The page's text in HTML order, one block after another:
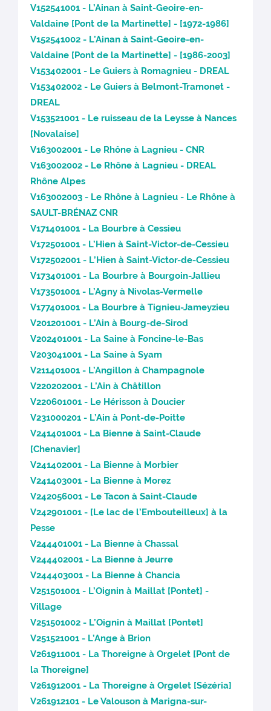
V152541001 - L’Ainan à Saint-Geoire-en-
Valdaine [Pont de la Martinette] - [1972-1986]
V152541002 - L’Ainan à Saint-Geoire-en-
Valdaine [Pont de la Martinette] - [1986-2003]
V153402001 - Le Guiers à Romagnieu - DREAL
V153402002 - Le Guiers à Belmont-Tramonet -
DREAL
V153521001 - Le ruisseau de la Leysse à Nances
[Novalaise]
V163002001 - Le Rhône à Lagnieu - CNR
V163002002 - Le Rhône à Lagnieu - DREAL
Rhône Alpes
V163002003 - Le Rhône à Lagnieu - Le Rhône à
SAULT-BRÉNAZ CNR
V171401001 - La Bourbre à Cessieu
V172501001 - L’Hien à Saint-Victor-de-Cessieu
V172502001 - L’Hien à Saint-Victor-de-Cessieu
V173401001 - La Bourbre à Bourgoin-Jallieu
V173501001 - L’Agny à Nivolas-Vermelle
V177401001 - La Bourbre à Tignieu-Jameyzieu
V201201001 - L’Ain à Bourg-de-Sirod
V202401001 - La Saine à Foncine-le-Bas
V203041001 - La Saine à Syam
V211401001 - L’Angillon à Champagnole
V220202001 - L’Ain à Châtillon
V220601001 - Le Hérisson à Doucier
V231000201 - L’Ain à Pont-de-Poitte
V241401001 - La Bienne à Saint-Claude
[Chenavier]
V241402001 - La Bienne à Morbier
V241403001 - La Bienne à Morez
V242056001 - Le Tacon à Saint-Claude
V242901001 - [Le lac de l’Embouteilleux] à la
Pesse
V244401001 - La Bienne à Chassal
V244402001 - La Bienne à Jeurre
V244403001 - La Bienne à Chancia
V251501001 - L’Oignin à Maillat [Pontet] -
Village
V251501002 - L’Oignin à Maillat [Pontet]
V251521001 - L’Ange à Brion
V261911001 - La Thoreigne à Orgelet [Pont de
la Thoreigne]
V261912001 - La Thoreigne à Orgelet [Sézéria]
V261912101 - Le Valouson à Marigna-sur-